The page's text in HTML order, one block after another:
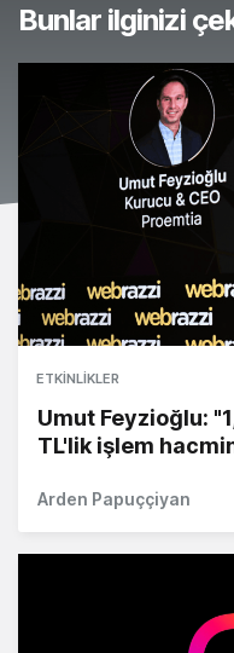
Bunlar ilginizi
ETKINLIKLER
Umut Feyzioğlu:
TL'lik işlem
Arden Papuççiyan